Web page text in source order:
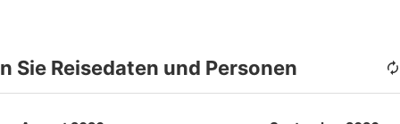
Sie Reisedaten und Personen